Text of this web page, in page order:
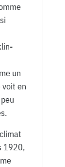
un
voit en
1920,